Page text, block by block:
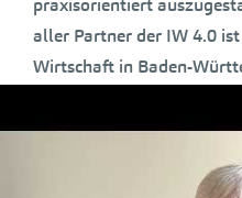
praxisorientiert
aller Partner der IW 4.0
Wirtschaft in Baden-
branchenübergreifend
Landes voranzutreiben.
Projekte und